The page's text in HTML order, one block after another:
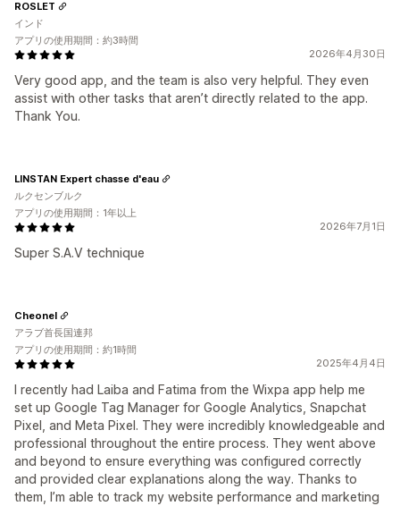
2026年4月30日
Very good app, and the team is also very helpful. They even
assist with other tasks that aren’t directly related to the app.
Thank You.
ROSLET
インド
アプリの使用期間：約3時間
2026年7月1日
Super S.A.V technique
LINSTAN Expert chasse d'eau
ルクセンブルク
アプリの使用期間：1年以上
2025年4月4日
I recently had Laiba and Fatima from the Wixpa app help me
set up Google Tag Manager for Google Analytics, Snapchat
Pixel, and Meta Pixel. They were incredibly knowledgeable and
professional throughout the entire process. They went above
and beyond to ensure everything was configured correctly
and provided clear explanations along the way. Thanks to
them, I’m able to track my website performance and marketing
Cheonel
アラブ首長国連邦
アプリの使用期間：約1時間